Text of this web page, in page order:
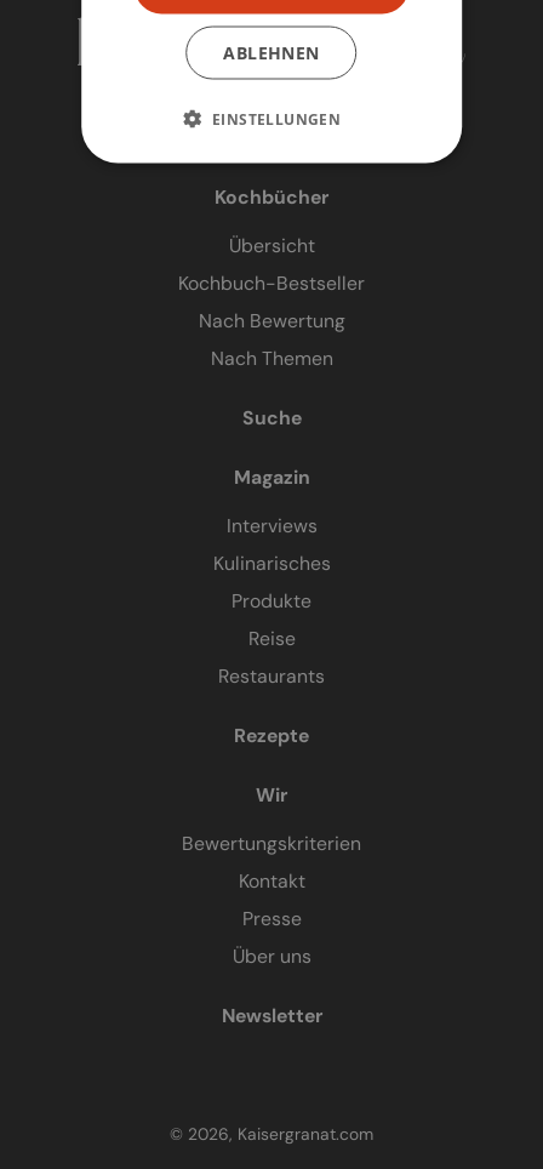
Kochbücher
Übersicht
Kochbuch-Bestseller
Nach Bewertung
Nach Themen
Suche
Magazin
Interviews
Kulinarisches
Produkte
Reise
Restaurants
Rezepte
Wir
Bewertungskriterien
Kontakt
Presse
Über uns
Newsletter
© 2026, Kaisergranat.com
ABLEHNEN
EINSTELLUNGEN